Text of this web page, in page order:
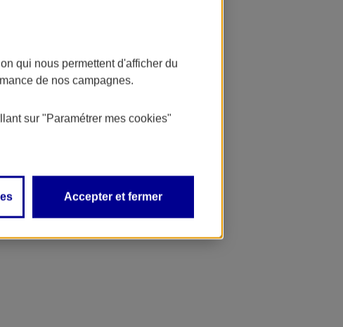
qui nous permettent d'afficher du
de nos campagnes.
sur "Paramétrer mes cookies"
Accepter et fermer